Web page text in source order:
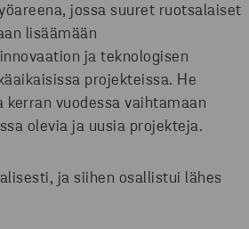
jossa suuret ruotsalaiset
lisäämään
ja teknologisen
projekteissa. He
vuodessa vaihtamaan
olevia ja uusia projekteja.
ja siihen osallistui lähes